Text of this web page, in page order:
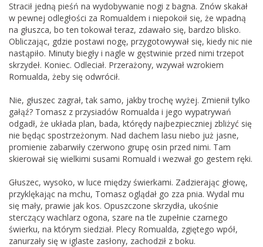
Stracił jedną pieśń na wydobywanie nogi z bagna. Znów skakał
w pewnej odległości za Romualdem i niepokoił się, że wpadną
na głuszca, bo ten tokował teraz, zdawało się, bardzo blisko.
Obliczając, gdzie postawi nogę, przygotowywał się, kiedy nic nie
nastąpiło. Minuty biegły i nagle w gęstwinie przed nimi trzepot
skrzydeł. Koniec. Odleciał. Przerażony, wzywał wzrokiem
Romualda, żeby się odwrócił.
Nie, głuszec zagrał, tak samo, jakby trochę wyżej. Zmienił tylko
gałąź? Tomasz z przysiadów Romualda i jego wypatrywań
odgadł, że układa plan, bada, którędy najbezpieczniej zbliżyć się
nie będąc spostrzeżonym. Nad dachem lasu niebo już jasne,
promienie zabarwiły czerwono grupę osin przed nimi. Tam
skierował się wielkimi susami Romuald i wezwał go gestem ręki.
Głuszec, wysoko, w luce między świerkami. Zadzierając głowę,
przyklękając na mchu, Tomasz oglądał go zza pnia. Wydal mu
się mały, prawie jak kos. Opuszczone skrzydła, ukośnie
sterczący wachlarz ogona, szare na tle zupełnie czarnego
świerku, na którym siedział. Plecy Romualda, zgiętego wpół,
zanurzały się w iglaste zasłony, zachodził z boku.